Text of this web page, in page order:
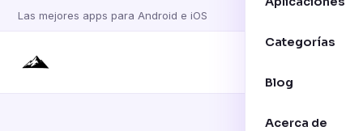
Las mejores apps para Android e iOS
Categorías
Blog
Acerca de